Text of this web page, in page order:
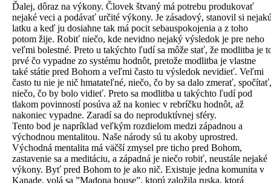
Ďalej, dôraz na výkony. Človek štvaný má potrebu produkovať
nejaké veci a podávať určité výkony. Je zásadový, stanovil si
latku a keď ju dosiahne tak má pocit sebauspokojenia a z toho
potom žije. Robiť niečo, kde nevidno nejaký výsledok je pre neho
veľmi bolestné. Preto u takýchto ľudí sa môže stať, že modlitba je
prvé čo vypadne zo systému hodnôt, pretože modlitba je vlastne
také státie pred Bohom a veľmi často tu výsledok nevidieť. Veľmi
často tu nie je nič hmatateľné, niečo, čo by sa dalo zmerať, spočítať,
niečo, čo by bolo vidieť. Preto sa modlitba u takýchto ľudí pod
tlakom povinností posúva až na koniec v rebríčku hodnôt, až
nakoniec vypadne. Zaradí sa do neproduktívnej sféry.
Tento bod je napríklad veľkým rozdielom medzi západnou a
východnou mentalitou. Naše národy sú tu akoby uprostred.
Východná mentalita má väčší zmysel pre ticho pred Bohom,
zastavenie sa a meditáciu, a západná je niečo robiť, neustále nejaké
výkony. Byť pred Bohom to je ako nič. Existuje jedna komunita v
Kanade, volá sa ”Madona house”, ktorú založila ruska, ktorá